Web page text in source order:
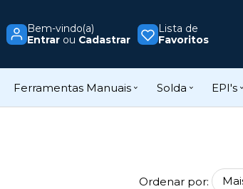
Bem-vindo(a)
Entrarou Cadastrar
Lista de
Favoritos
Ferramentas Manuais Solda EPI's
Ordenar por: